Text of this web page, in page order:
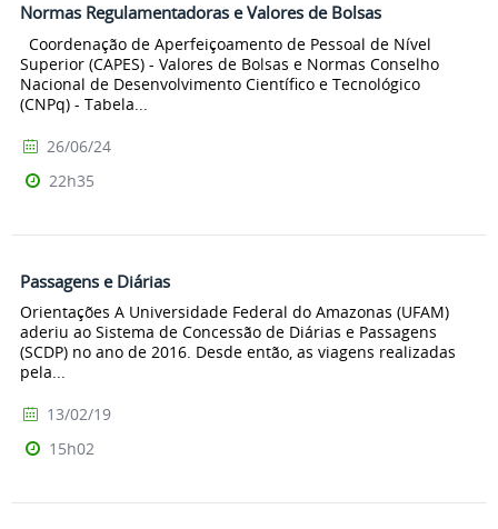
Normas Regulamentadoras e Valores de Bolsas
Coordenação de Aperfeiçoamento de Pessoal de Nível
Superior (CAPES) - Valores de Bolsas e Normas Conselho
Nacional de Desenvolvimento Científico e Tecnológico
(CNPq) - Tabela...
26/06/24
22h35
Passagens e Diárias
Orientações A Universidade Federal do Amazonas (UFAM)
aderiu ao Sistema de Concessão de Diárias e Passagens
(SCDP) no ano de 2016. Desde então, as viagens realizadas
pela...
13/02/19
15h02